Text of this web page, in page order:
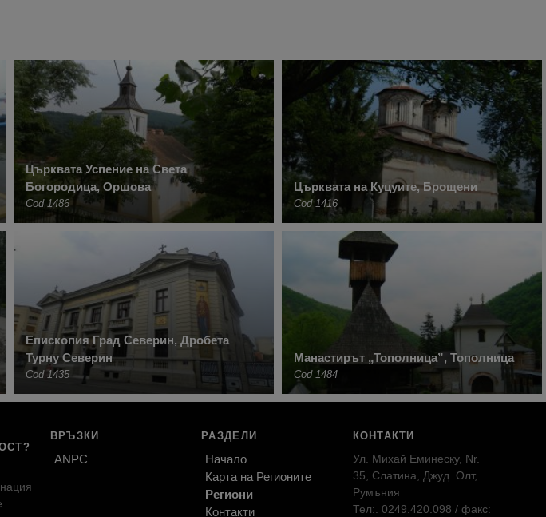
Църквата Успение на Света
Богородица, Оршова
Cod 1486
Църквата на Куцуите, Брощени
Cod 1416
Епископия Град Северин, Дробета
Турну Северин
Cod 1435
Манастирът „Тополница”, Тополница
Cod 1484
ВРЪЗКИ
ANPC
РАЗДЕЛИ
Начало
Карта на Регионите
Региони
Контакти
КОНТАКТИ
Ул. Михай Еминеску, Nr.
35, Слатина, Джуд. Олт,
Румъния
Тел:. 0249.420.098 / факс: